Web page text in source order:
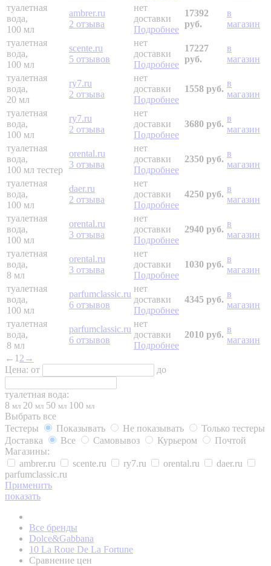
туалетная
вода,
100 мл
ambrer.ru
2 отзыва
нет
доставки
Подробнее
17392
руб.
в
магазин
туалетная
вода,
100 мл
scente.ru
5 отзывов
нет
доставки
Подробнее
17227
руб.
в
магазин
туалетная
вода,
20 мл
ry7.ru
2 отзыва
нет
доставки
Подробнее
1558 руб.
в
магазин
туалетная
вода,
100 мл
ry7.ru
2 отзыва
нет
доставки
Подробнее
3680 руб.
в
магазин
туалетная
вода,
100 мл тестер
orental.ru
3 отзыва
нет
доставки
Подробнее
2350 руб.
в
магазин
туалетная
вода,
100 мл
daer.ru
2 отзыва
нет
доставки
Подробнее
4250 руб.
в
магазин
туалетная
вода,
100 мл
orental.ru
3 отзыва
нет
доставки
Подробнее
2940 руб.
в
магазин
туалетная
вода,
8 мл
orental.ru
3 отзыва
нет
доставки
Подробнее
1030 руб.
в
магазин
туалетная
вода,
100 мл
parfumclassic.ru
6 отзывов
нет
доставки
Подробнее
4345 руб.
в
магазин
туалетная
вода,
8 мл
parfumclassic.ru
6 отзывов
нет
доставки
Подробнее
2010 руб.
в
магазин
← 1 2 →
Цена: от до
туалетная вода:
8 мл 20 мл 50 мл 100 мл
Выбрать все
Тестеры
Показывать Не показывать
Только тестеры
Доставка
Все Самовывоз Курьером
Почтой
Магазины:
ambrer.ru
scente.ru ry7.ru orental.ru
daer.ru
parfumclassic.ru
Применить
показать
Все бренды
Dolce&Gabbana
10 La Roue De La Fortune
Сравнение цен